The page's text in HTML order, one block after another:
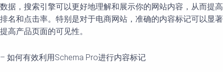
数据，搜索引擎可以更好地理解和展示你的网站内容，从而提高
排名和点击率。特别是对于电商网站，准确的内容标记可以显著
提高产品页面的可见性。
– 如何有效利用Schema Pro进行内容标记